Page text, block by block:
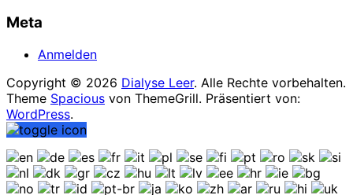
Meta
Anmelden
Copyright © 2026 Dialyse Leer. Alle Rechte vorbehalten.
Theme Spacious von ThemeGrill. Präsentiert von:
WordPress.